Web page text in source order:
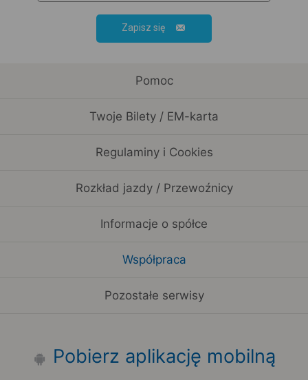
Zapisz się
Pomoc
Twoje Bilety / EM-karta
Regulaminy i Cookies
Rozkład jazdy / Przewoźnicy
Informacje o spółce
Współpraca
Pozostałe serwisy
Pobierz aplikację mobilną